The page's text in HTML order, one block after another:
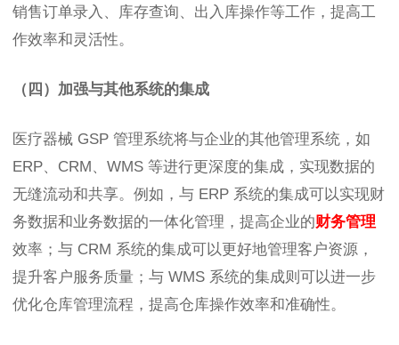
销售订单录入、库存查询、出入库操作等工作，提高工
作效率和灵活性。
（四）加强与其他系统的集成
医疗器械 GSP 管理系统将与企业的其他管理系统，如
ERP、CRM、WMS 等进行更深度的集成，实现数据的
无缝流动和共享。例如，与 ERP 系统的集成可以实现财
务数据和业务数据的一体化管理，提高企业的财务管理
效率；与 CRM 系统的集成可以更好地管理客户资源，
提升客户服务质量；与 WMS 系统的集成则可以进一步
优化仓库管理流程，提高仓库操作效率和准确性。